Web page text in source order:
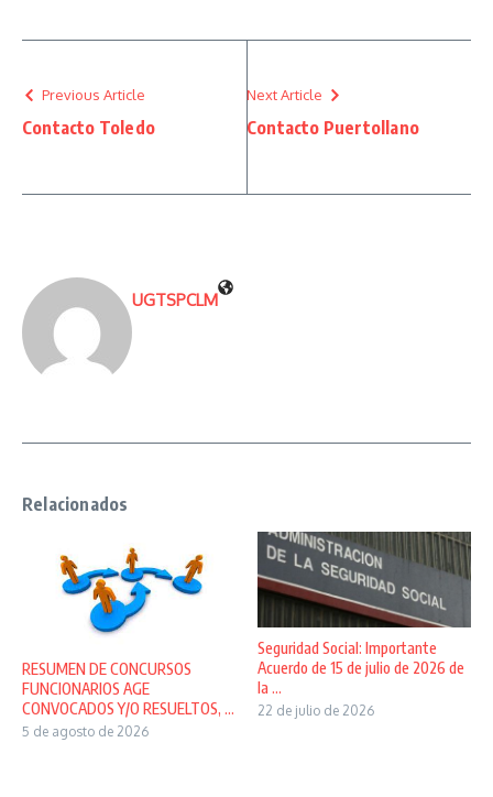
Previous Article
Contacto Toledo
Next Article
Contacto Puertollano
UGTSPCLM
Relacionados
RESUMEN DE CONCURSOS
FUNCIONARIOS AGE
CONVOCADOS Y/O RESUELTOS, ...
5 de agosto de 2026
Seguridad Social: Importante
Acuerdo de 15 de julio de 2026 de
la ...
22 de julio de 2026